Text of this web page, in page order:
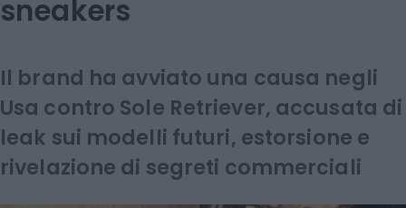
sneakers
Il brand ha avviato una causa negli
Usa contro Sole Retriever, accusata di
leak sui modelli futuri, estorsione e
rivelazione di segreti commerciali